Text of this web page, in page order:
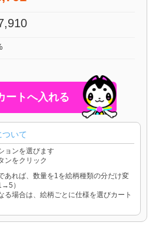
いて
ョンを選びます
ンをクリック
あれば、数量を1を絵柄種類の分だけ変
）
場合は、絵柄ごとに仕様を選びカート